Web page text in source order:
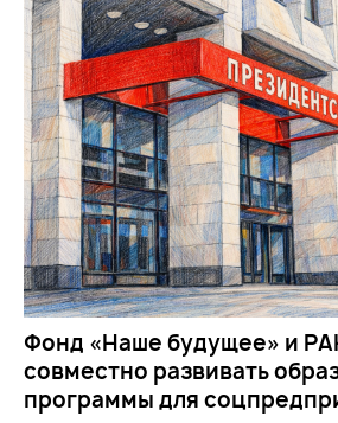
Фонд «Наше будущее» и
совместно развивать
программы для